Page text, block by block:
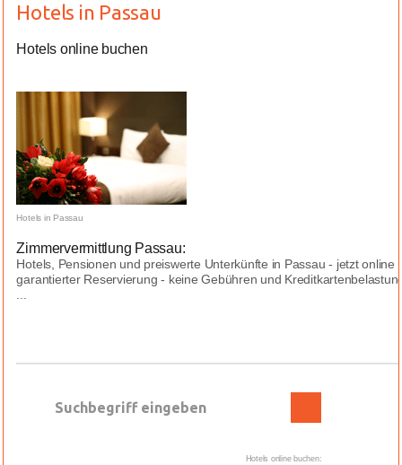
Hotels in Passau
Hotels online buchen
Hotels in Passau
Zimmervermittlung Passau:
Hotels, Pensionen und preiswerte Unterkünfte in Passau - jetzt
garantierter Reservierung - keine Gebühren und
Hotels online buchen: